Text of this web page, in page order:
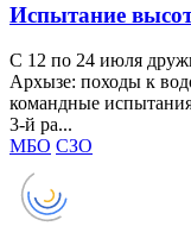
Испытание
С 12 по 24 июля
Архызе: походы к
командные
3‑й ра...
МБО СЗО